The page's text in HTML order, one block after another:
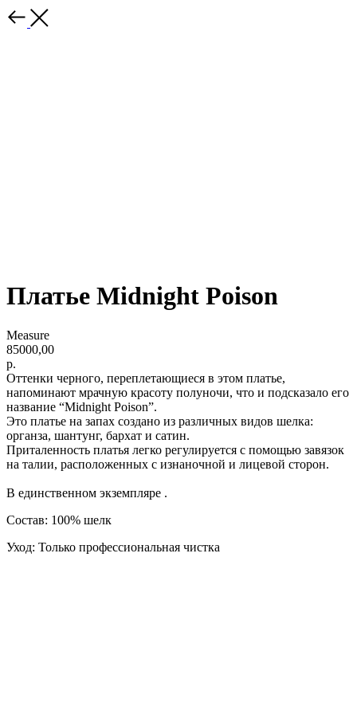
Платье Midnight Poison
Measure
85000,00
р.
Оттенки черного, переплетающиеся в этом платье,
напоминают мрачную красоту полуночи, что и подсказало его
название “Midnight Poison”.
Это платье на запах создано из различных видов шелка:
органза, шантунг, бархат и сатин.
Приталенность платья легко регулируется с помощью завязок
на талии, расположенных с изнаночной и лицевой сторон.
В единственном экземпляре .
Состав: 100% шелк
Уход: Только профессиональная чистка